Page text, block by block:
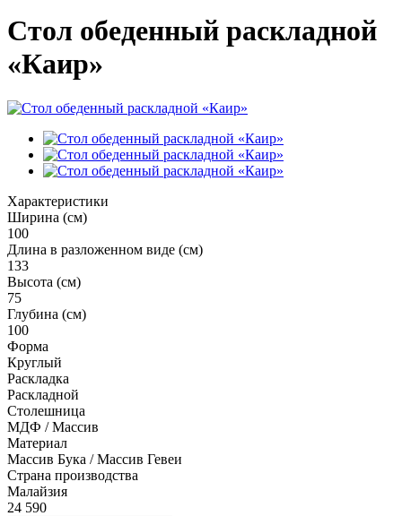
Стол обеденный раскладной
«Каир»
Характеристики
Ширина (см)
100
Длина в разложенном виде (см)
133
Высота (см)
75
Глубина (см)
100
Форма
Круглый
Раскладка
Раскладной
Столешница
МДФ / Массив
Материал
Массив Бука / Массив Гевеи
Страна производства
Малайзия
24 590